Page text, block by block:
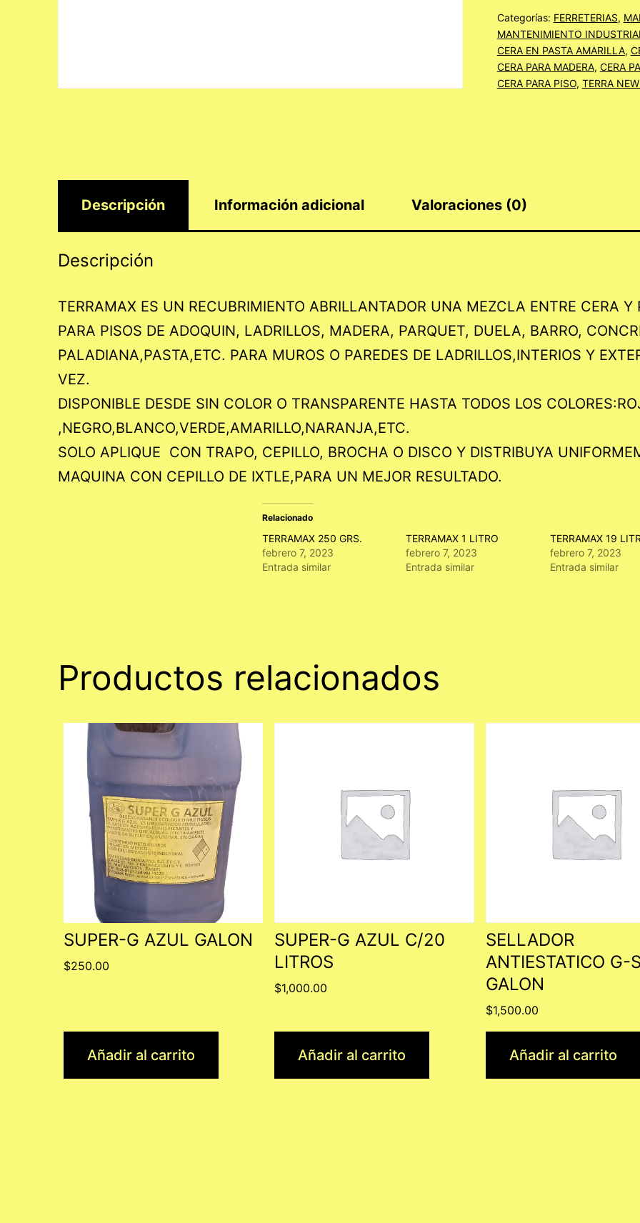
Categorías: FERRETERIAS,
MANTENIMIENTO
CERA EN PASTA AMARILLA,
CERA PARA MADERA, CERA
CERA PARA PISO, TERRA
Descripción Información adicional Valoraciones (0)
Descripción
TERRAMAX ES UN RECUBRIMIENTO ABRILLANTADOR UNA MEZCLA ENTRE CERA
PARA PISOS DE ADOQUIN, LADRILLOS, MADERA, PARQUET, DUELA, BARRO,
PALADIANA,PASTA,ETC. PARA MUROS O PAREDES DE LADRILLOS,INTERIOS Y
VEZ.
DISPONIBLE DESDE SIN COLOR O TRANSPARENTE HASTA TODOS LOS
,NEGRO,BLANCO,VERDE,AMARILLO,NARANJA,ETC.
SOLO APLIQUE CON TRAPO, CEPILLO, BROCHA O DISCO Y DISTRIBUYA
MAQUINA CON CEPILLO DE IXTLE,PARA UN MEJOR RESULTADO.
Relacionado
TERRAMAX 250 GRS.
febrero 7, 2023
Entrada similar
TERRAMAX 1 LITRO
febrero 7, 2023
Entrada similar
TERRAMAX 19
febrero 7, 2023
Entrada similar
Productos relacionados
SUPER-G AZUL GALON
$250.00
Añadir al carrito
SUPER-G AZUL C/20
LITROS
$1,000.00
Añadir al carrito
SELLADOR
ANTIESTATICO G-
GALON
$1,500.00
Añadir al carrito